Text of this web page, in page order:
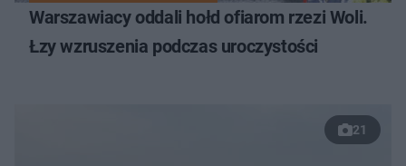
Warszawiacy oddali hołd ofiarom rzezi Woli.
Łzy wzruszenia podczas uroczystości
21